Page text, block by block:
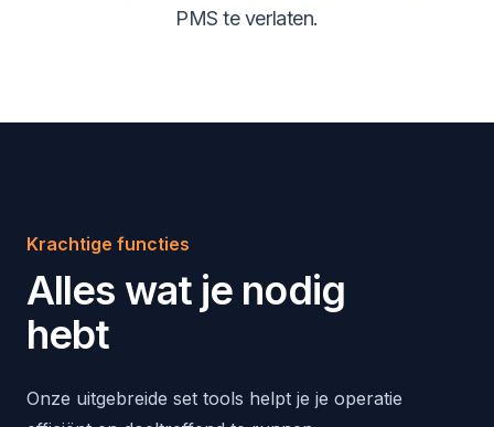
PMS te verlaten.
Krachtige functies
Alles wat je nodig
hebt
Onze uitgebreide set tools helpt je je operatie